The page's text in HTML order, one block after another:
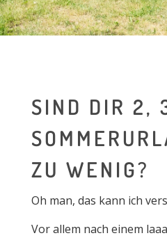
SIND DIR 2,
ZU WENIG?
Oh man, das kann ich
Vor allem nach einem